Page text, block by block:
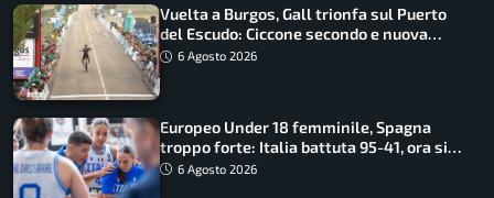
Vuelta a Burgos, Gall trionfa sul Puerto
del Escudo: Ciccone secondo e nuova
maglia di leader
6 Agosto 2026
Europeo Under 18 femminile, Spagna
troppo forte: Italia battuta 95-41, ora si
gioca il Mondiale
6 Agosto 2026